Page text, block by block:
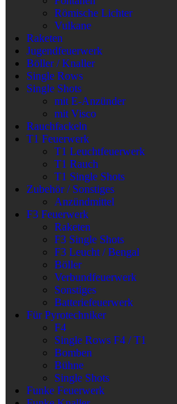
Römische Lichter
Vulkane
Raketen
Jugendfeuerwerk
Böller / Knaller
Single Rows
Single Shots
mit E-Anzünder
mit Visco
Rauchfackeln
T1 Feuerwerk
T1 Leuchtfeuerwerk
T1 Rauch
T1 Single Shots
Zubehör / Sonstiges
Anzündmittel
F3 Feuerwerk
Raketen
F3 Single Shots
F3 Leucht / Bengal
Böller
Verbundfeuerwerk
Sonstiges
Batteriefeuerwerk
Für Pyrotechniker
F4
Single Rows F4 / T1
Bomben
Bühne
Single Shots
Funke Feuerwerk